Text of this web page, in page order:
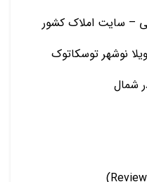
– سایت املاک کشور
نوشهر توسکاتوک
شمال